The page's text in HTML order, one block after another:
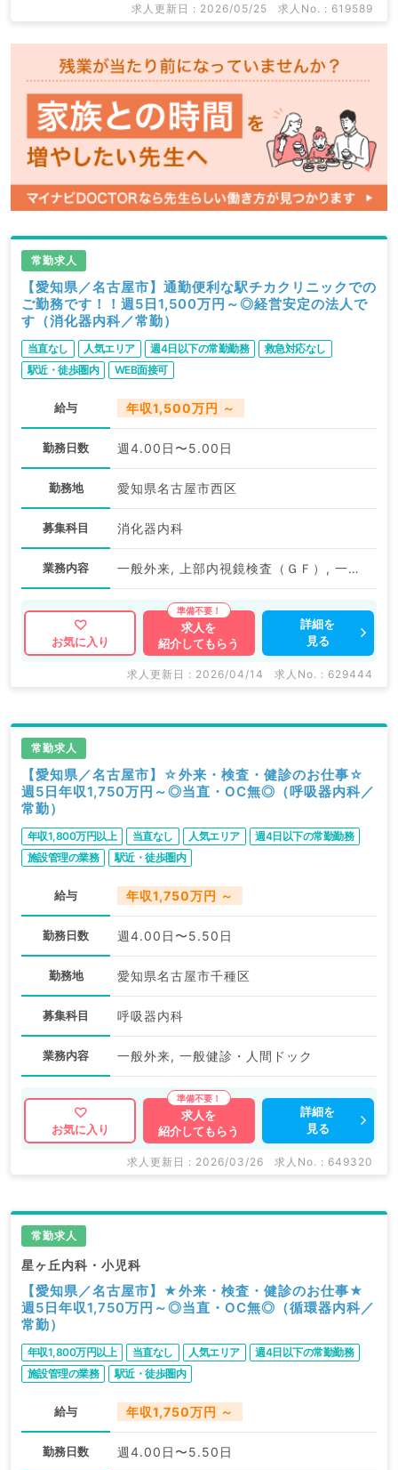
求人更新日 : 2026/05/25 求人No. : 619589
常勤求人
【愛知県／名古屋市】通勤便利な駅チカクリニックでの
ご勤務です！！週5日1,500万円～◎経営安定の法人で
す（消化器内科／常勤）
当直なし 人気エリア 週4日以下の常勤勤務
救急対応なし
駅近・徒歩圏内
WEB面接可
給与 年収1,500万円 ～
勤務日数 週4.00日〜5.00日
勤務地 愛知県名古屋市西区
募集科目 消化器内科
業務内容 一般外来, 上部内視鏡検査（ＧＦ）, 一般健診・人間ドック, 画像診断（一次読影）
お気に入り
求人を
紹介してもらう
詳細を
見る
求人更新日 : 2026/04/14 求人No. : 629444
常勤求人
【愛知県／名古屋市】☆外来・検査・健診のお仕事☆
週5日年収1,750万円～◎当直・OC無◎（呼吸器内科／
常勤）
年収1,800万円以上 当直なし 人気エリア
週4日以下の常勤勤務
施設管理の業務
駅近・徒歩圏内
給与 年収1,750万円 ～
勤務日数 週4.00日〜5.50日
勤務地 愛知県名古屋市千種区
募集科目 呼吸器内科
業務内容 一般外来, 一般健診・人間ドック
お気に入り
求人を
紹介してもらう
詳細を
見る
求人更新日 : 2026/03/26 求人No. : 649320
常勤求人
星ヶ丘内科・小児科
【愛知県／名古屋市】★外来・検査・健診のお仕事★
週5日年収1,750万円～◎当直・OC無◎（循環器内科／
常勤）
年収1,800万円以上 当直なし 人気エリア
週4日以下の常勤勤務
施設管理の業務
駅近・徒歩圏内
給与 年収1,750万円 ～
勤務日数 週4.00日〜5.50日